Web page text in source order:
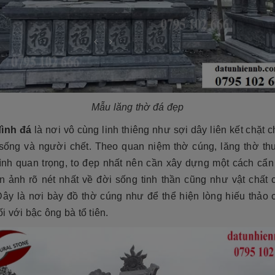
2026 ❤️ 199+ Mẫu
tại xưởng
NB 17/07/2026
năm gần đây, mộ đá hoa
có tên gọi khác là mộ đá
thành một xu hướng chủ
kế thi công mộ đá tự
01/07/2026
Mộ phần là nơi yên nghỉ của người mất,
là chốn linh thiêng của gia đình dòng
Mẫu lăng thờ đá đẹp
đá là nơi vô cùng linh thiêng như sợi dây liên kết chặt
và người chết. Theo quan niệm thờ cúng, lăng thờ
quan trọng, to đẹp nhất nên cần xây dựng một cách
ảnh rõ nét nhất về đời sống tinh thần cũng như vật chất
là nơi bày đồ thờ cúng như để thể hiện lòng hiếu thảo
với bậc ông bà tổ tiên.